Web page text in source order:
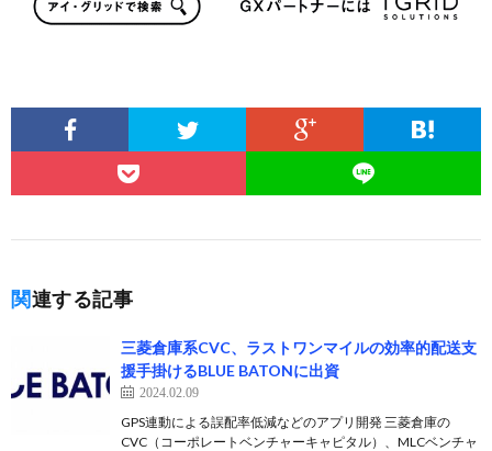
関連する記事
三菱倉庫系CVC、ラストワンマイルの効率的配送支
援手掛けるBLUE BATONに出資
2024.02.09
GPS連動による誤配率低減などのアプリ開発 三菱倉庫の
CVC（コーポレートベンチャーキャピタル）、MLCベンチャ